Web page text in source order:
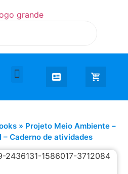
» Projeto Meio Ambiente –
Caderno de atividades